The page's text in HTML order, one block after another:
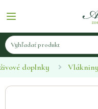
doplnky